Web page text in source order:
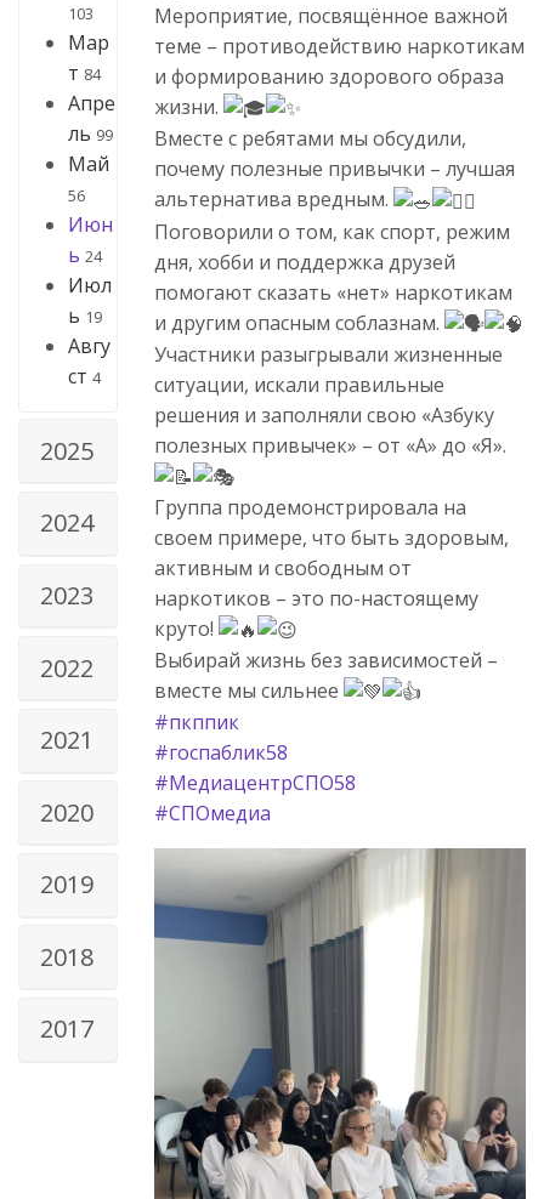
103
Мар
т 84
Апре
ль 99
Май
56
Июн
ь 24
Июл
ь 19
Авгу
ст 4
2025
2024
2023
2022
2021
2020
2019
2018
2017
Мероприятие, посвящённое важной
теме – противодействию наркотикам
и формированию здорового образа
жизни.
Вместе с ребятами мы обсудили,
почему полезные привычки – лучшая
альтернатива вредным.
Поговорили о том, как спорт, режим
дня, хобби и поддержка друзей
помогают сказать «нет» наркотикам
и другим опасным соблазнам.
Участники разыгрывали жизненные
ситуации, искали правильные
решения и заполняли свою «Азбуку
полезных привычек» – от «А» до «Я».
Группа продемонстрировала на
своем примере, что быть здоровым,
активным и свободным от
наркотиков – это по-настоящему
круто!
Выбирай жизнь без зависимостей –
вместе мы сильнее
#пкппик
#госпаблик58
#МедиацентрСПО58
#СПОмедиа